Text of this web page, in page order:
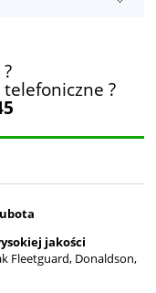
telefoniczne ?
jakości
Fleetguard, Donaldson,